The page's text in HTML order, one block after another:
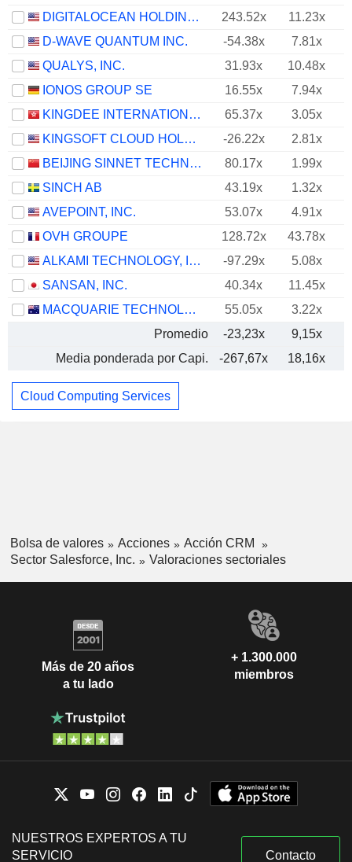
DIGITALOCEAN HOLDINGS, INC.
243.52x
11.23x
D-WAVE QUANTUM INC.
-54.38x
7.81x
QUALYS, INC.
31.93x
10.48x
IONOS GROUP SE
16.55x
7.94x
KINGDEE INTERNATIONAL SOFTWARE GROUP COMPANY LIMITED
65.37x
3.05x
KINGSOFT CLOUD HOLDINGS LIMITED
-26.22x
2.81x
BEIJING SINNET TECHNOLOGY CO.,LTD
80.17x
1.99x
SINCH AB
43.19x
1.32x
AVEPOINT, INC.
53.07x
4.91x
OVH GROUPE
128.72x
43.78x
ALKAMI TECHNOLOGY, INC.
-97.29x
5.08x
SANSAN, INC.
40.34x
11.45x
MACQUARIE TECHNOLOGY GROUP LIMITED
55.05x
3.22x
Promedio
-23,23x
9,15x
Media ponderada por Capi.
-267,67x 18,16x
Cloud Computing Services
Bolsa de valores Acciones
Acción CRM
Sector Salesforce, Inc.
Valoraciones sectoriales
Más de 20 años
a tu lado
+ 1.300.000
miembros
NUESTROS EXPERTOS A TU
SERVICIO
Contacto